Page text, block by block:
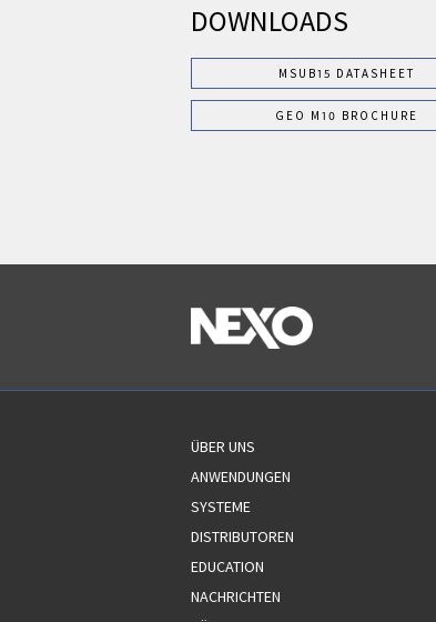
DOWNLOADS
MSUB15 DATASHEET
GEO M10 BROCHURE
ÜBER UNS
ANWENDUNGEN
SYSTEME
DISTRIBUTOREN
EDUCATION
NACHRICHTEN